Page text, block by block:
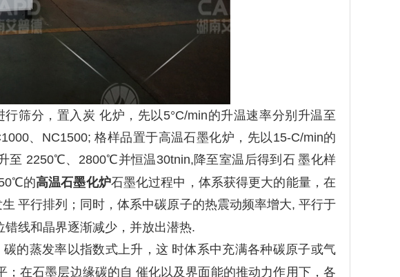
行筛分，置入炭 化炉，先以5°C/min的升温速率分别升温至
、NC1500; 格样品置于高温石墨化炉，先以15-C/min的
至 2250℃、2800℃并恒温30tnin, 降至室温后得到石 墨化样
的高温石墨化炉石墨化过程中，体系获得更大的能量，在
平行排列；同时，体系中碳原子的热震动频率增大, 平行于
线和晶界逐渐减少，并放出潜热.
的蒸发率以指数式上升，这 时体系中充满各种碳原子或气
；在石墨层边缘碳的自 催化以及界面能的推动力作用下，各